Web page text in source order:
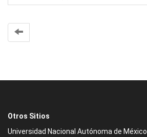
Otros Sitios
Universidad Nacional Autónoma de México